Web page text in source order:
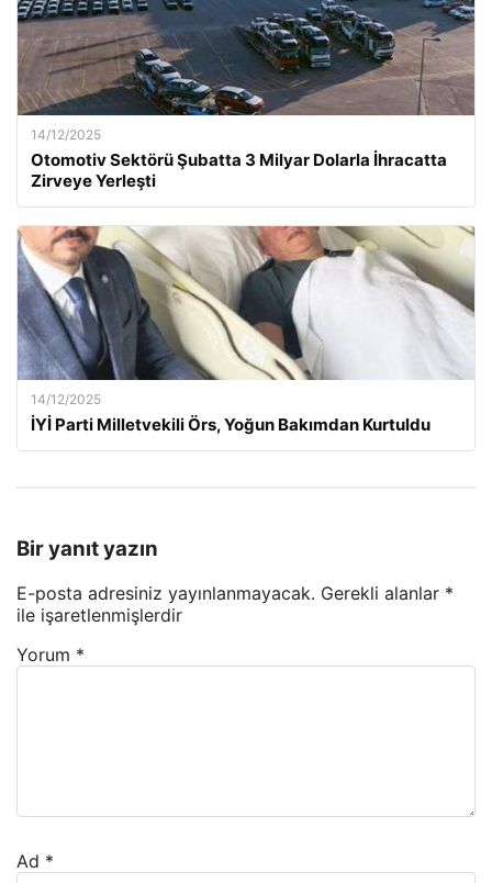
14/12/2025
Otomotiv Sektörü Şubatta 3 Milyar Dolarla İhracatta
Zirveye Yerleşti
14/12/2025
İYİ Parti Milletvekili Örs, Yoğun Bakımdan Kurtuldu
Bir yanıt yazın
E-posta adresiniz yayınlanmayacak. Gerekli alanlar *
ile işaretlenmişlerdir
Yorum *
Ad *